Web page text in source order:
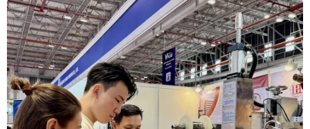
Cảnh báo lũ trên lưu vực sông Thao
tại trạm Yên Bái
07/08/2026 11:51